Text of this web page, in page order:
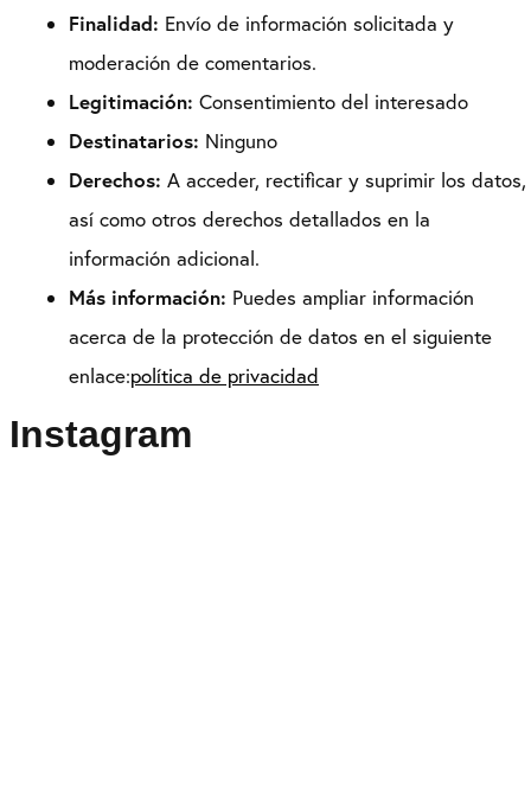
Finalidad: Envío de información solicitada y
moderación de comentarios.
Legitimación: Consentimiento del interesado
Destinatarios: Ninguno
Derechos: A acceder, rectificar y suprimir los datos,
así como otros derechos detallados en la
información adicional.
Más información: Puedes ampliar información
acerca de la protección de datos en el siguiente
enlace:política de privacidad
Instagram